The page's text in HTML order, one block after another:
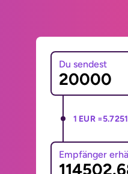
Du sendest
1 EUR =
Empfänger